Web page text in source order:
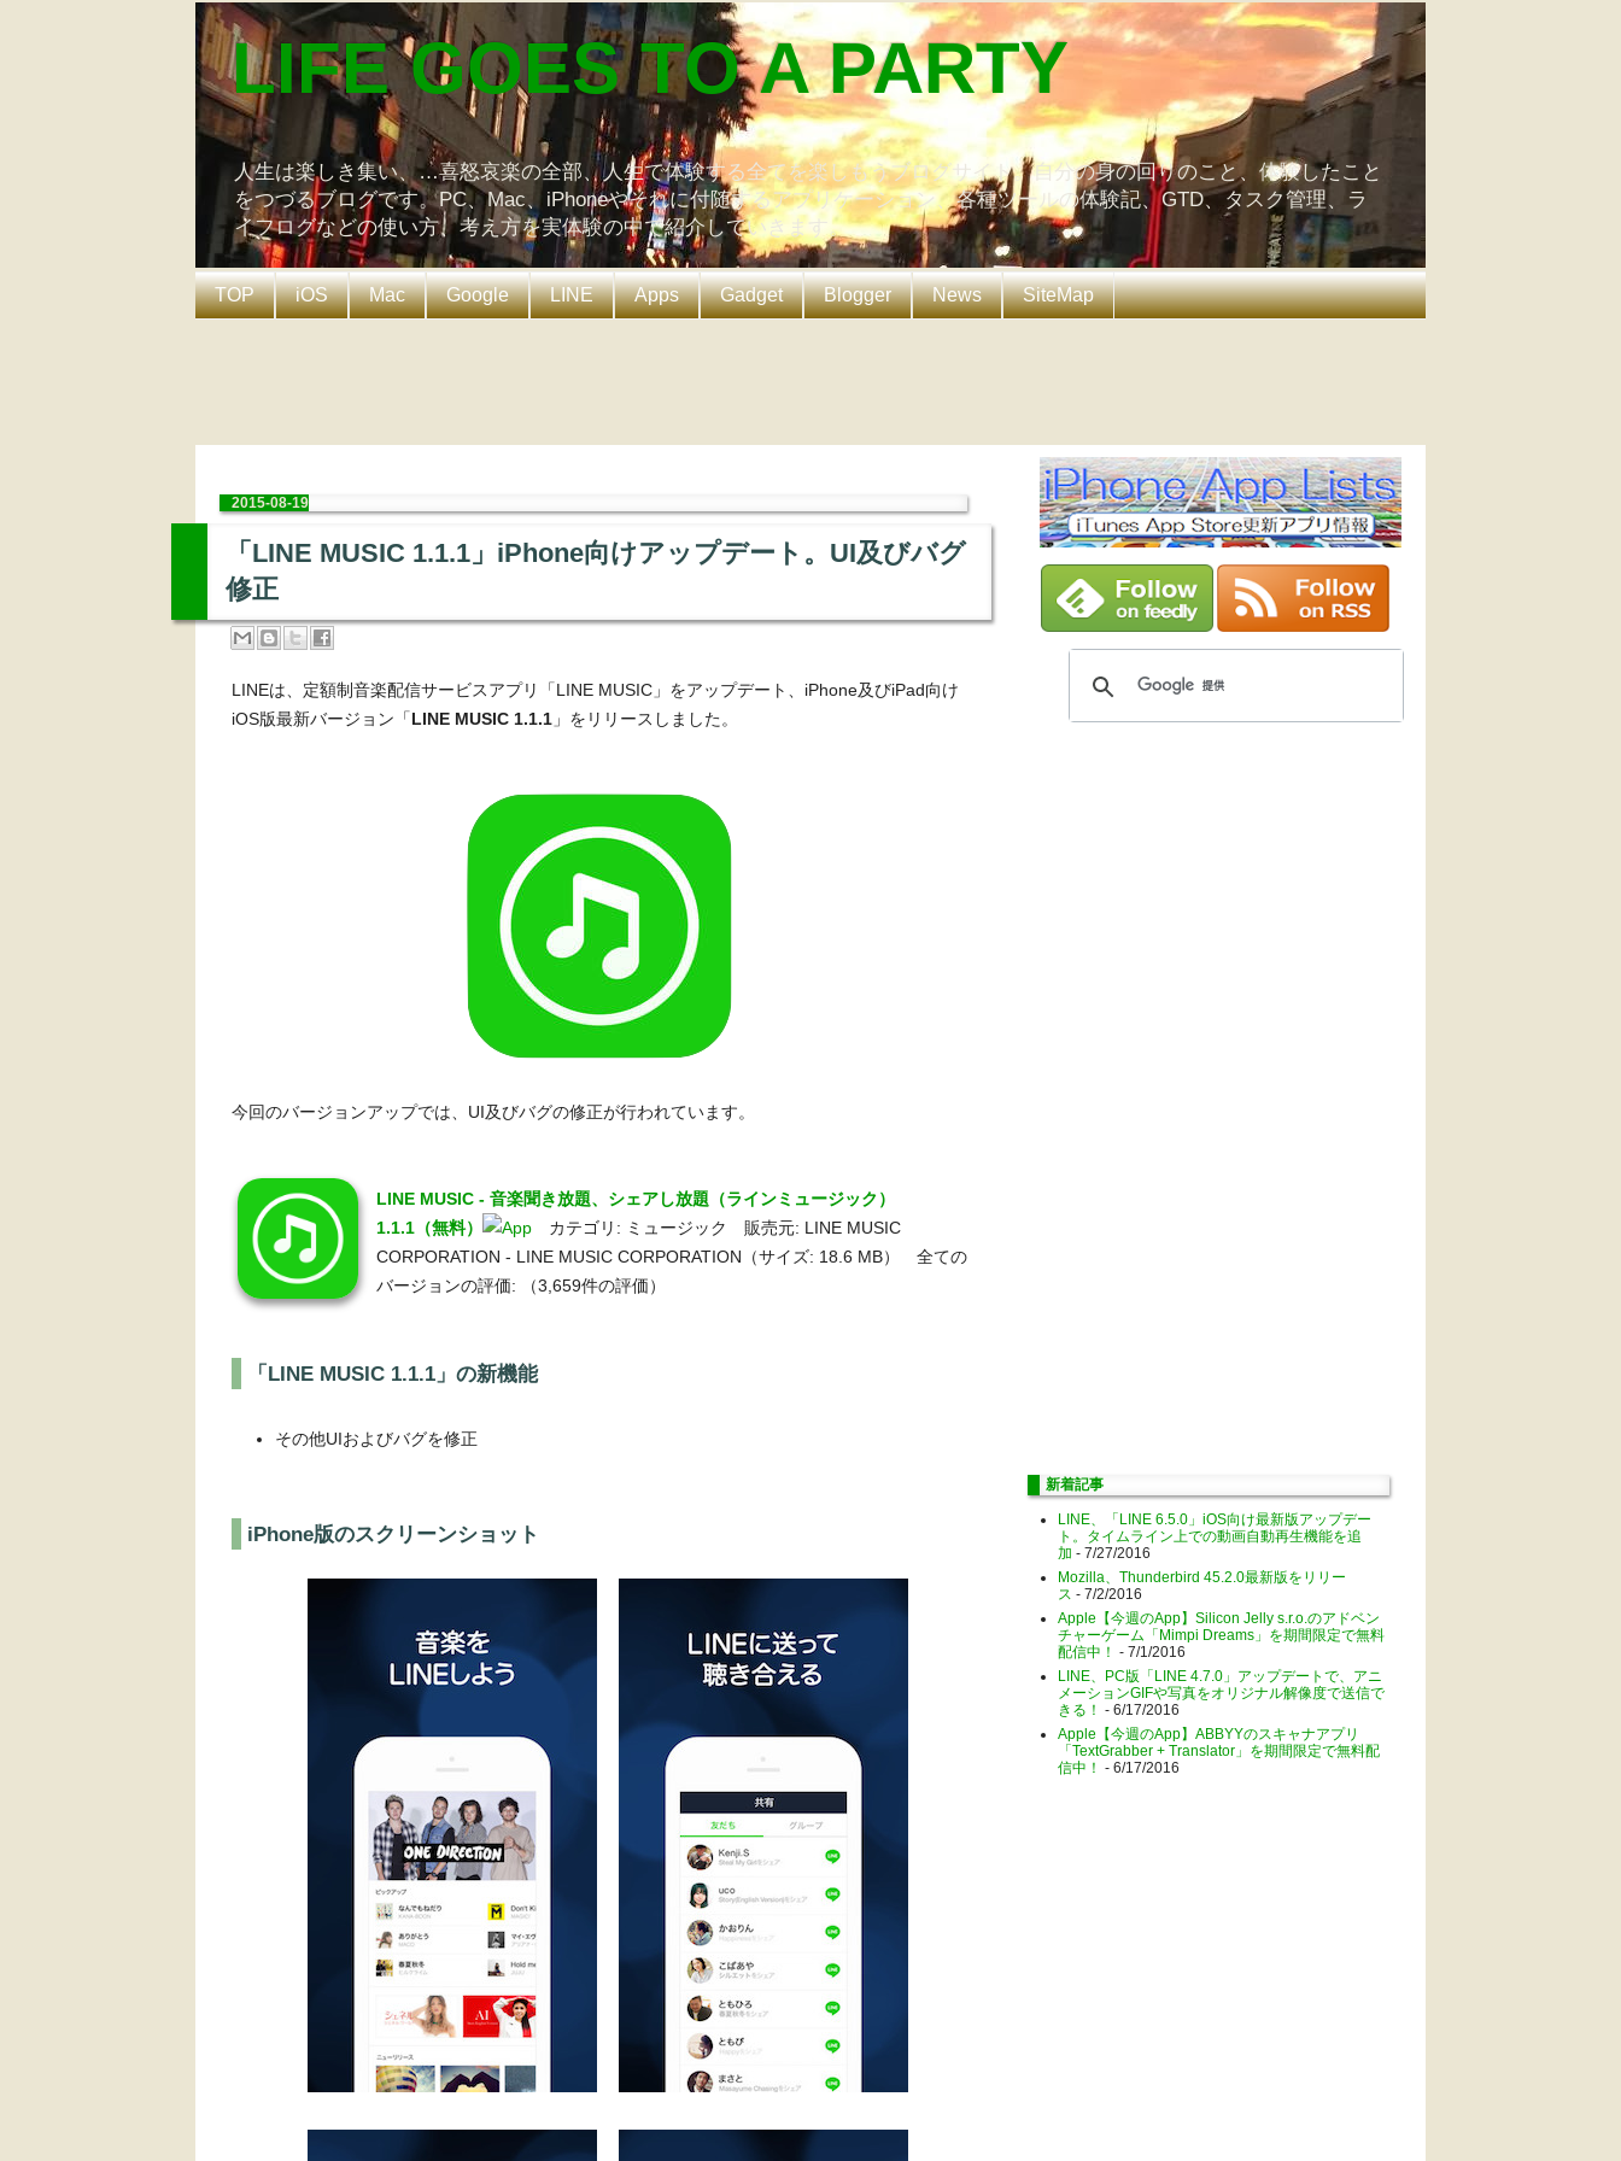
LIFE GOES TO A PARTY
人生は楽しき集い、…喜怒哀楽の全部、人生で体験する全てを楽しもうブログサイト。自分の身の回りのこと、体験したこと
をつづるブログです。PC、Mac、iPhoneやそれに付随するアプリケーション、各種ツールの体験記、GTD、タスク管理、ラ
イフログなどの使い方、考え方を実体験の中で紹介していきます。
TOP iOS Mac Google LINE Apps Gadget Blogger News SiteMap
2015-08-19
「LINE MUSIC 1.1.1」iPhone向けアップデート。UI及びバグ
修正
LINEは、定額制音楽配信サービスアプリ「LINE MUSIC」をアップデート、iPhone及びiPad向け
iOS版最新バージョン「LINE MUSIC 1.1.1 」をリリースしました。
今回のバージョンアップでは、UI及びバグの修正が行われています。
LINE MUSIC - 音楽聞き放題、シェアし放題（ラインミュージック）
1.1.1（無料）
カテゴリ: ミュージック 販売元: LINE MUSIC
CORPORATION - LINE MUSIC CORPORATION（サイズ: 18.6 MB） 全ての
バージョンの評価:
（3,659件の評価）
「LINE MUSIC 1.1.1」の新機能
その他UIおよびバグを修正
iPhone版のスクリーンショット
新着記事
LINE、「LINE 6.5.0」iOS向け最新版アップデー
ト。タイムライン上での動画自動再生機能を追
加 - 7/27/2016
Mozilla、Thunderbird 45.2.0最新版をリリー
ス - 7/2/2016
Apple【今週のApp】Silicon Jelly s.r.o.のアドベン
チャーゲーム「Mimpi Dreams」を期間限定で無料
配信中！ - 7/1/2016
LINE、PC版「LINE 4.7.0」アップデートで、アニ
メーションGIFや写真をオリジナル解像度で送信で
きる！ - 6/17/2016
Apple【今週のApp】ABBYYのスキャナアプリ
「TextGrabber + Translator」を期間限定で無料配
信中！ - 6/17/2016